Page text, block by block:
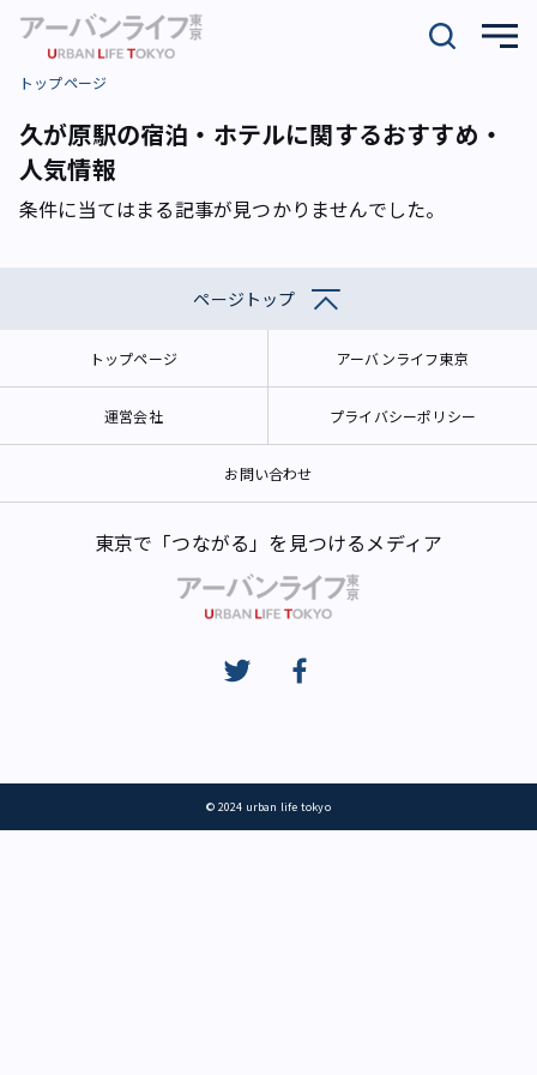
トップページ
久が原駅の宿泊・ホテルに関するおすすめ・
人気情報
条件に当てはまる記事が見つかりませんでした。
ページトップ
トップページ アーバンライフ東京
運営会社 プライバシーポリシー
お問い合わせ
東京で「つながる」を見つけるメディア
© 2024 urban life tokyo